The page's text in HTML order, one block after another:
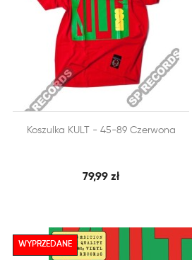
DODAJ DO KOSZYKASZYBKI PODGLĄD
Koszulka KULT - 45-89 Czerwona
79,99 zł
WYPRZEDANE